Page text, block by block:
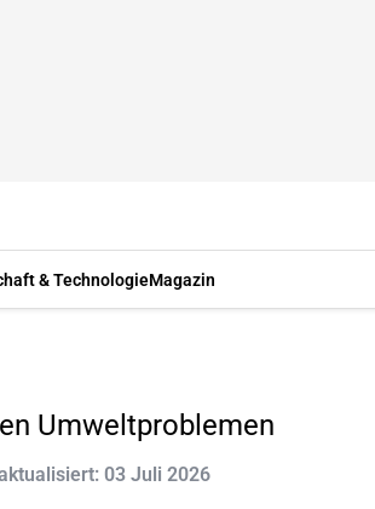
& TechnologieMagazin
Umweltproblemen
03 Juli 2026